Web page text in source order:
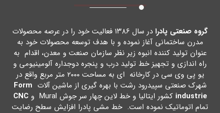
گروه صنعتی پادرا
در سال ۱۳۸۶ فعالیت خود را در عرصه محصولات
مدرن ساختمانی آغاز نموده و با هدف توسعه محصولات خود به
عنوان تولید کننده انبوه زیر نظر سازمان صنعت و معدن، اقدام به
راه اندازي و تجهیز خط تولید درب و پنجره دوجداره آلومینیومی و
یو پی وي سی در کارخانه اي به مساحت ۲۰۰۰ متر مربع واقع در
شهرك صنعتی سپیدرود رشت با بهره گیري از ماشین آلات Form
industrie کشور ایتالیا و خط لاین چهار سر جوش Mural و
CNC
تمام اتوماتیک نموده است. خط مشی پادرا افزایش سطح رضایت